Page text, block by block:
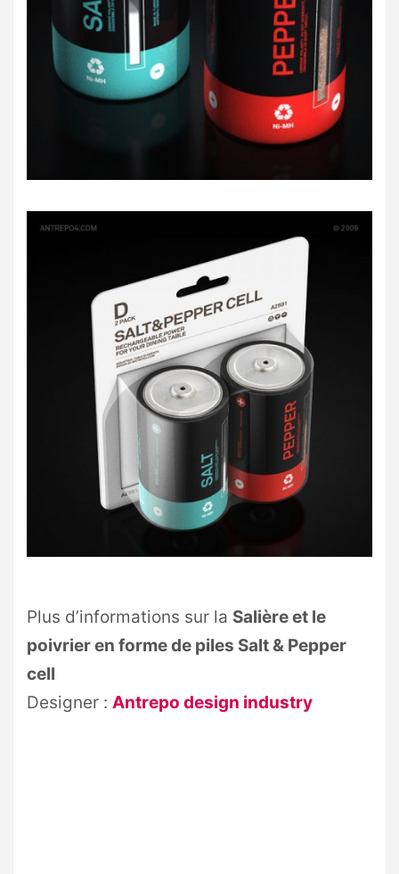
Plus d’informations sur la Salière et le
poivrier en forme de piles Salt & Pepper
cell
Designer : Antrepo design industry